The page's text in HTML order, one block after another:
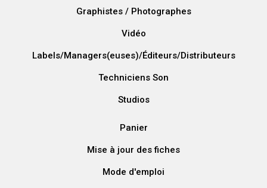
Graphistes / Photographes
Vidéo
Labels/Managers(euses)/Éditeurs/Distributeurs
Techniciens Son
Studios
Panier
Mise à jour des fiches
Mode d'emploi